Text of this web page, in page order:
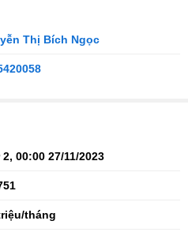
Thị Bích Ngọc
00:00 27/11/2023
tháng